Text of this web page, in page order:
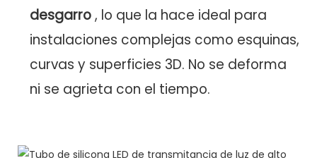
desgarro, lo que la hace ideal para
instalaciones complejas como esquinas,
curvas y superficies 3D. No se deforma
ni se agrieta con el tiempo.